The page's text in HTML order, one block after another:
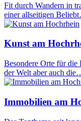
Fit durch Wandern in
einer allseitigen
Kunst am
Besondere Orte für die
der Welt aber auch
Immobilien am